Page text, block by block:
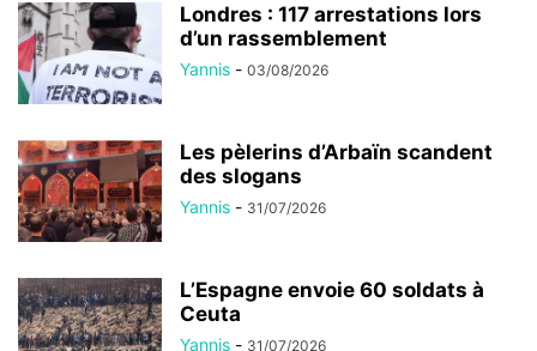
Londres : 117 arrestations lors
d’un rassemblement
Yannis - 03/08/2026
Les pèlerins d’Arbaïn scandent
des slogans
Yannis - 31/07/2026
L’Espagne envoie 60 soldats à
Ceuta
Yannis - 31/07/2026